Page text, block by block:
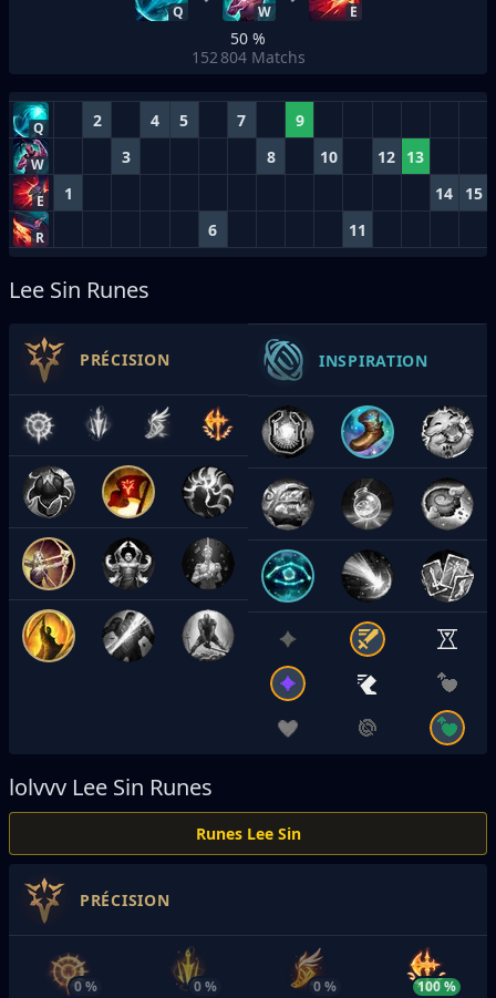
Q W E
50 %
152 804 Matchs
Q 2 4 5 7 9
W 3 8 10 12 13
E 1 14 15
R 6 11
Lee Sin Runes
PRÉCISION INSPIRATION
lolvvv Lee Sin Runes
Runes Lee Sin
PRÉCISION
0 % 0 % 0 % 100 %